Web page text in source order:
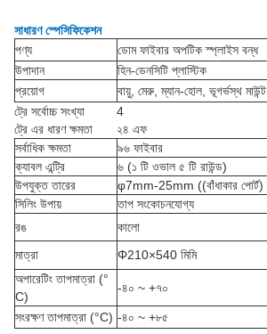
সাধারণ স্পেসিফিকেশন
পণ্য
ডোম ফাইবার অপটিক স্প্লাইস বন্ধ
উপাদান
হিন-ডেনসিটি প্লাস্টিক
প্রয়োগ
বায়ু, মেরু, ম্যান-হোল, ভূগর্ভস্থ মাউন্ট
ট্রে সর্বোচ্চ সংখ্যা
4
ট্রে এর ধারণ ক্ষমতা
২৪ এফ
সর্বাধিক ক্ষমতা
৯৬ ফাইবার
ক্যাবল এন্ট্রি
৬ (১ টি ওভাল ৫ টি রাউন্ড)
উপযুক্ত তারের
φ7mm-25mm ((বাঁধাকার পোর্ট)
সিলিং উপায়
তাপ সংকোচনযোগ্য
রঙ
কালো
মাত্রা
Φ210×540 মিমি
অপারেটিং তাপমাত্রা (°
C)
-৪০ ~ +৭০
সংরক্ষণ তাপমাত্রা (°C) -৪০ ~ +৮৫